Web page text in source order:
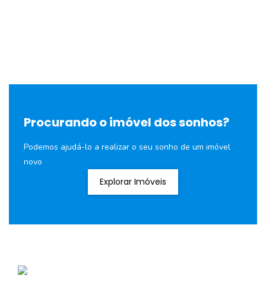
Procurando o imóvel dos sonhos?
Podemos ajudá-lo a realizar o seu sonho de um imóvel
novo
Explorar Imóveis